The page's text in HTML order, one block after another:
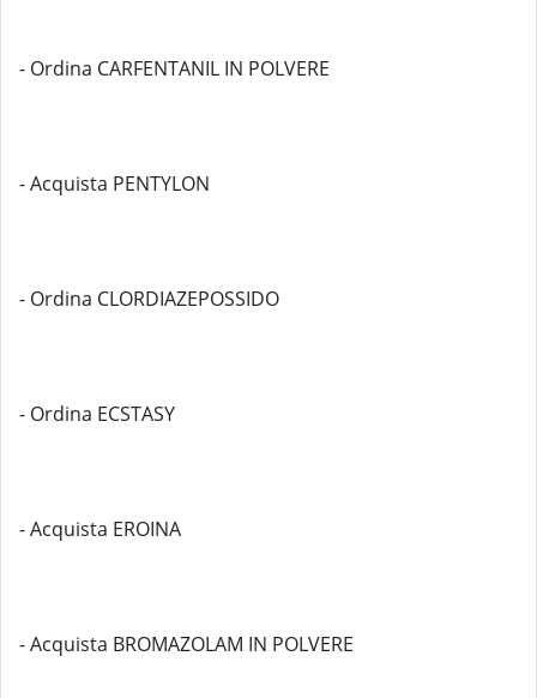
- Ordina CARFENTANIL IN POLVERE
- Acquista PENTYLON
- Ordina CLORDIAZEPOSSIDO
- Ordina ECSTASY
- Acquista EROINA
- Acquista BROMAZOLAM IN POLVERE